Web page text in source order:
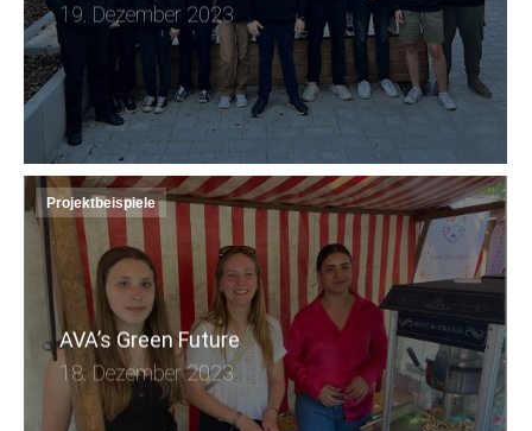
19. Dezember 2023
Projektbeispiele
AVA’s Green Future
18. Dezember 2023